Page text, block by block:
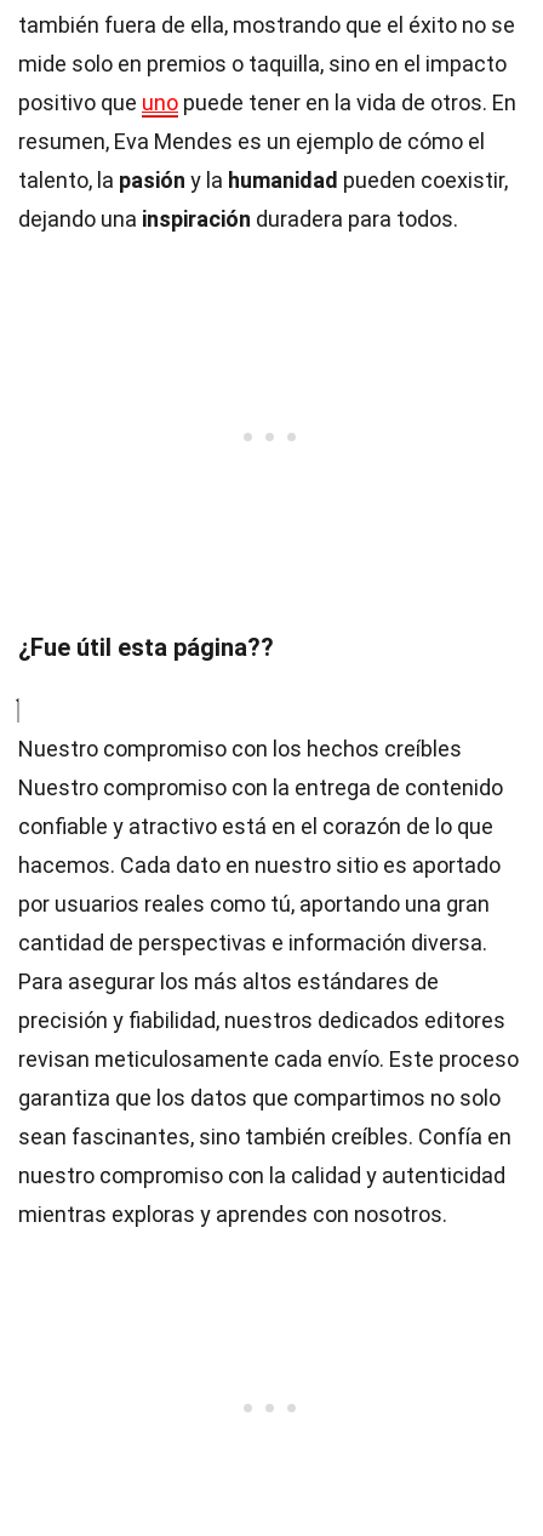
también fuera de ella, mostrando que el éxito no se
mide solo en premios o taquilla, sino en el impacto
positivo que uno puede tener en la vida de otros. En
resumen, Eva Mendes es un ejemplo de cómo el
talento, la pasión y la humanidad pueden coexistir,
dejando una inspiración duradera para todos.
¿Fue útil esta página??
Nuestro compromiso con los hechos creíbles
Nuestro compromiso con la entrega de contenido
confiable y atractivo está en el corazón de lo que
hacemos. Cada dato en nuestro sitio es aportado
por usuarios reales como tú, aportando una gran
cantidad de perspectivas e información diversa.
Para asegurar los más altos estándares de
precisión y fiabilidad, nuestros dedicados editores
revisan meticulosamente cada envío. Este proceso
garantiza que los datos que compartimos no solo
sean fascinantes, sino también creíbles. Confía en
nuestro compromiso con la calidad y autenticidad
mientras exploras y aprendes con nosotros.